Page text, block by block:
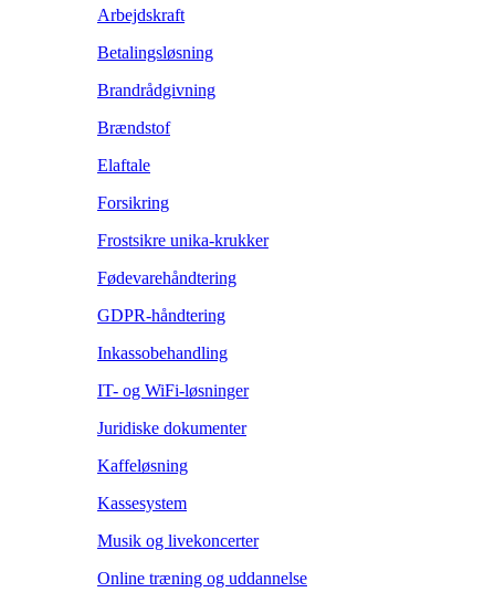
Arbejdskraft
Betalingsløsning
Brandrådgivning
Brændstof
Elaftale
Forsikring
Frostsikre unika-krukker
Fødevarehåndtering
GDPR-håndtering
Inkassobehandling
IT- og WiFi-løsninger
Juridiske dokumenter
Kaffeløsning
Kassesystem
Musik og livekoncerter
Online træning og uddannelse